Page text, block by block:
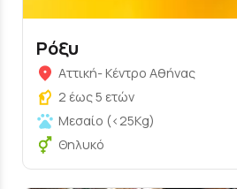
Ρόξυ
Αττική- Κέντρο Αθήνας
2 έως 5 ετών
Μεσαίο (<25Kg)
Θηλυκό